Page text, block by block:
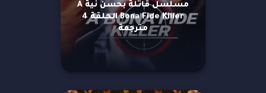
مسلسل قاتلة بحسن نية A
Bona Fide Killer الحلقة 4
مترجمة